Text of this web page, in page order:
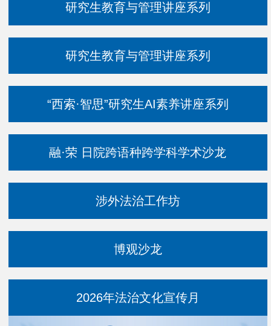
研究生教育与管理讲座系列
研究生教育与管理讲座系列
“西索·智思”研究生AI素养讲座系列
融·荣 日院跨语种跨学科学术沙龙
涉外法治工作坊
博观沙龙
2026年法治文化宣传月